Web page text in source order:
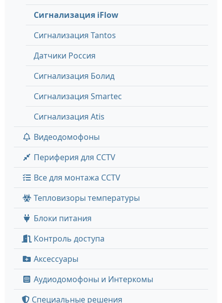
Сигнализация iFlow
Сигнализация Tantos
Датчики Россия
Сигнализация Болид
Сигнализация Smartec
Сигнализация Atis
Видеодомофоны
Периферия для CCTV
Все для монтажа CCTV
Тепловизоры температуры
Блоки питания
Контроль доступа
Аксессуары
Аудиодомофоны и Интеркомы
Специальные решения